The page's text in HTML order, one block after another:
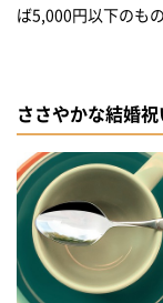
ば5,000円以下のも
ささやかな結婚